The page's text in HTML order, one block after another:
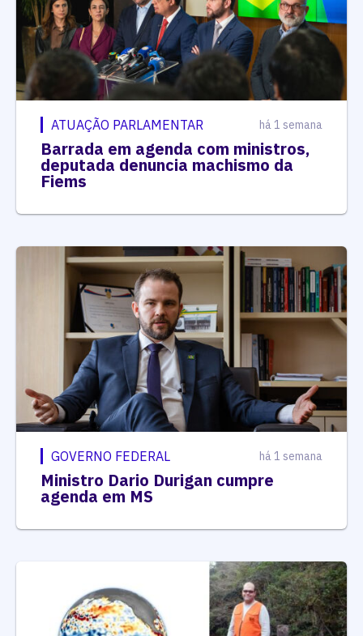
ATUAÇÃO PARLAMENTAR há 1 semana
Barrada em agenda com ministros,
deputada denuncia machismo da
Fiems
GOVERNO FEDERAL há 1 semana
Ministro Dario Durigan cumpre
agenda em MS